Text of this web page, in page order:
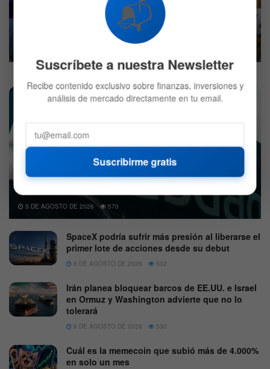
Las empresas Big Tech son declaradas
monopolios por el congreso de Estados Unidos
Nasdaq enciende las expectativas con un movimiento
histórico
5 DE AGOSTO DE 2026 570
SpaceX podría sufrir más presión al liberarse el
primer lote de acciones desde su debut
6 DE AGOSTO DE 2026 532
Irán planea bloquear barcos de EE.UU. e Israel
en Ormuz y Washington advierte que no lo
tolerará
6 DE AGOSTO DE 2026 530
Cuál es la memecoin que subió más de 4.000%
en solo un mes
📬
Suscríbete a nuestra Newsletter
Recibe contenido exclusivo sobre finanzas, inversiones y
análisis de mercado directamente en tu email.
Suscribirme gratis